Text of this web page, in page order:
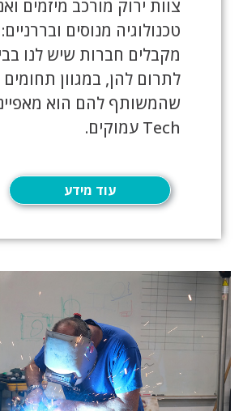
צוות ירוק מורכב מיזמים
טכנולוגיה מנוסים
מקבלים חברות שיש לנו
לתרום להן, במגוון תחומים
Tech עמוקים.
עוד מידע